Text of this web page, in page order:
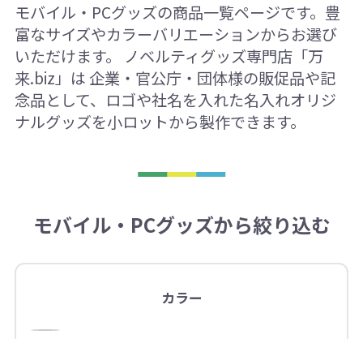
モバイル・PCグッズの商品一覧ページです。豊
富なサイズやカラーバリエーションからお選び
いただけます。 ノベルティグッズ専門店「万
来.biz」は 企業・官公庁・団体様の販促品や記
念品として、ロゴや社名を入れた名入れオリジ
ナルグッズを小ロットから製作できます。
モバイル・PCグッズから絞り込む
カラー